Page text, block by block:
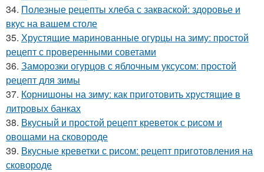
34. Полезные рецепты хлеба с закваской: здоровье и
вкус на вашем столе
35. Хрустящие маринованные огурцы на зиму: простой
рецепт с проверенными советами
36. Заморозки огурцов с яблочным уксусом: простой
рецепт для зимы
37. Корнишоны на зиму: как приготовить хрустящие в
литровых банках
38. Вкусный и простой рецепт креветок с рисом и
овощами на сковороде
39. Вкусные креветки с рисом: рецепт приготовления на
сковороде